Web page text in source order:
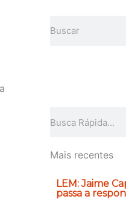
o
Mais recentes
LEM: Jaime
passa a